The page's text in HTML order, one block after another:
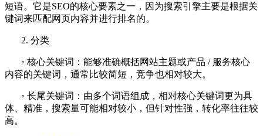
短语。它是SEO的核心要素之一，因为搜索引擎主要是根据关
键词来匹配网页内容并进行排名的。
2. 分类
◦ 核心关键词：能够准确概括网站主题或产品 / 服务核心
内容的关键词，通常比较简短，竞争也相对较大。
◦ 长尾关键词：由多个词语组成，相对核心关键词更为具
体、精准，搜索量可能相对较小，但针对性强，转化率往往较
高。